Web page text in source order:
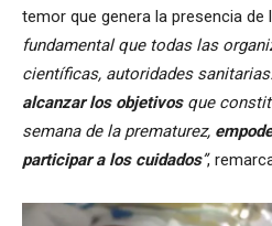
temor que genera la presencia de
fundamental que todas las
científicas, autoridades
alcanzar los objetivosque
semana de la prematurez,
participar a los cuidados”,